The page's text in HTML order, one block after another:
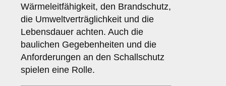
Wärmeleitfähigkeit, den Brandschutz,
die Umweltverträglichkeit und die
Lebensdauer achten. Auch die
baulichen Gegebenheiten und die
Anforderungen an den Schallschutz
spielen eine Rolle.